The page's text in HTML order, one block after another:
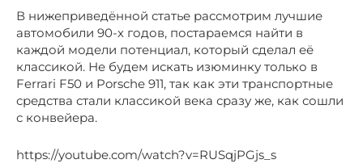
В нижеприведённой статье рассмотрим лучшие
автомобили 90-х годов, постараемся найти в
каждой модели потенциал, который сделал её
классикой. Не будем искать изюминку только в
Ferrari F50 и Porsche 911, так как эти транспортные
средства стали классикой века сразу же, как сошли
с конвейера.
https://youtube.com/watch?v=RUSqjPGjs_s